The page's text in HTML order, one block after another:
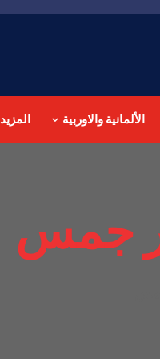
الألمانية والاوربية المزيد
جمس